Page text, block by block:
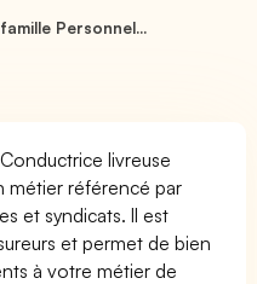
Personnel...
livreuse
métier référencé par
et syndicats. Il est
et permet de bien
à votre métier de